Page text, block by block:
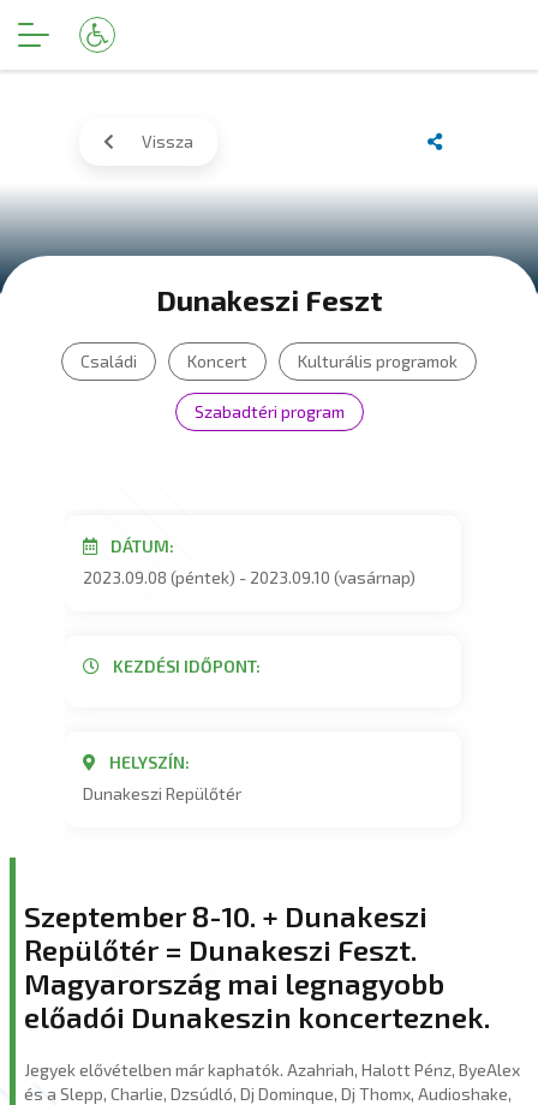
Vissza
Dunakeszi Feszt
Családi Koncert Kulturális programok
Szabadtéri program
DÁTUM:
2023.09.08 (péntek) - 2023.09.10 (vasárnap)
KEZDÉSI IDŐPONT:
HELYSZÍN:
Dunakeszi Repülőtér
Szeptember 8-10. + Dunakeszi
Repülőtér = Dunakeszi Feszt.
Magyarország mai legnagyobb
előadói Dunakeszin koncerteznek.
Jegyek elővételben már kaphatók. Azahriah, Halott Pénz, ByeAlex
és a Slepp, Charlie, Dzsúdló, Dj Dominque, Dj Thomx, Audioshake,